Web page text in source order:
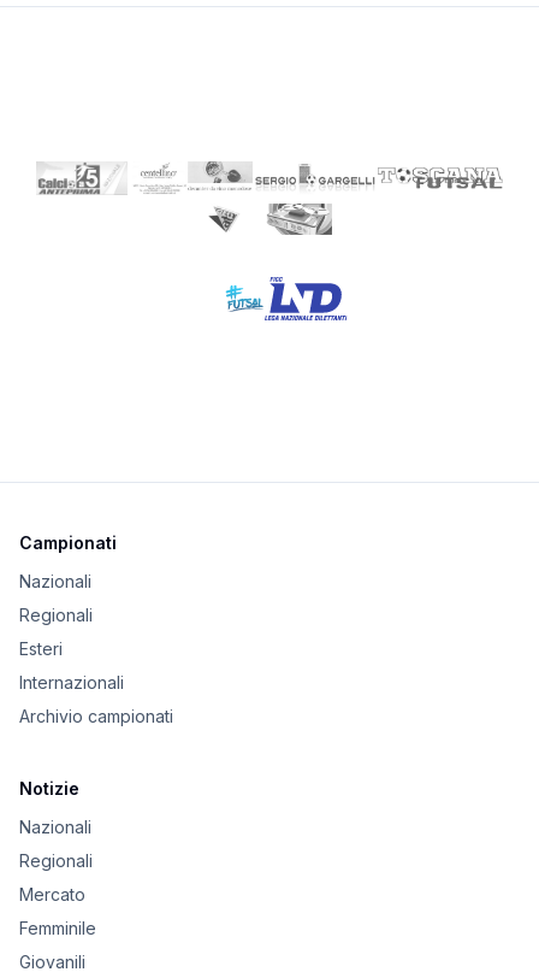
Campionati
Nazionali
Regionali
Esteri
Internazionali
Archivio campionati
Notizie
Nazionali
Regionali
Mercato
Femminile
Giovanili